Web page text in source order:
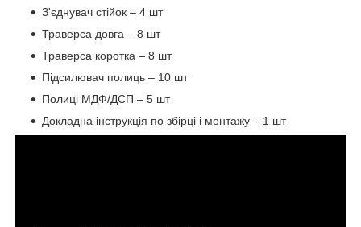
З'єднувач стійок – 4 шт
Траверса довга – 8 шт
Траверса коротка – 8 шт
Підсилювач полиць – 10 шт
Полиці МДФ/ДСП – 5 шт
Докладна інструкція по збірці і монтажу – 1 шт